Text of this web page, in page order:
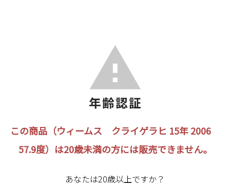
この商品（ウィームス クライゲラヒ 15年 2006
57.9度）は20歳未満の方には販売できません。
あなたは20歳以上ですか？